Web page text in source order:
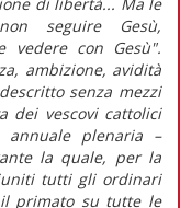
seguire Gesù,
vedere con Gesù".
ambizione, avidità
senza mezzi
dei vescovi cattolici
annuale plenaria –
la quale, per la
tutti gli ordinari
primato su tutte le